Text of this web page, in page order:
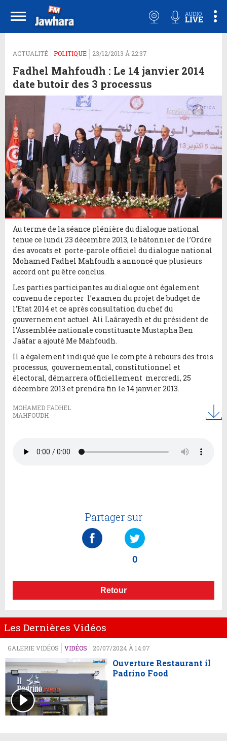
ACTUALITÉ POLITIQUE 23/12/2013 À 22:37
Fadhel Mahfoudh : Le 14 janvier 2014
date butoir des 3 processus
Au terme de la séance plénière du dialogue national
tenue ce lundi 23 décembre 2013, le bâtonnier de l’Ordre
des avocats et porte-parole officiel du dialogue national
Mohamed Fadhel Mahfoudh a annoncé que plusieurs
accord ont pu être conclus.
Les parties participantes au dialogue ont également
convenu de reporter l’examen du projet de budget de
l’Etat 2014 et ce après consultation du chef du
gouvernement actuel Ali Laârayedh et du président de
l’Assemblée nationale constituante Mustapha Ben
Jaâfar a ajouté Me Mahfoudh.
Il a également indiqué que le compte à rebours des trois
processus, gouvernemental, constitutionnel et
électoral, démarrera officiellement mercredi, 25
décembre 2013 et prendra fin le 14 janvier 2013.
MOHAMED FADHEL
MAHFOUDH
Partager sur
0
Retour
Les Dernières Vidéos
GALERIE VIDÉOS VIDÉOS 20/07/2024 À 14:07
Ouverture Restaurant il
Padrino Food